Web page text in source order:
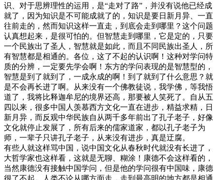
识、对于思辨理性的运用，是“走对了路”，并没有说他已经成
就了，因为知识是不可能成就了的，知识是要日新月异、一直
往前走的，然而知识这样一直走，到底会走到哪里？这个问题
认真想起来，是很可怕的。但智慧走到哪里，它是定的，只要
一个民族出了圣人，智慧就是如此，而且不同民族出圣人，所
有智慧都是相通的。各位，这了不起的认识啊！这种对学问特
质的分辨，一定要先学会啊！东方的学问表现的是智慧型的，
智慧是到了就到了，一成永成的啊！到了就到了什么意思？就
是不会再长进了啊。从来没有一个佛教徒说，我学佛，等我悟
道了，我将比释迦牟尼的境界还高，那要被人笑死了。自从五
四以来，很多中国人羡慕西方文化一直在进步，精益求精，日
新月异，而反观中华民族自从两千多年前出了孔子老子，好像
文化就停止发展了，所有后来的儒家道家，都以孔子老子为
师，一辈子只讲孔子老子，从来没有进步，真是迂腐。
有些人就这样骂中国，说中国文化从春秋时代就没有长进了，
大哲学家也这样看，这就是无聊、糊涂！康德不会这样看的，
当然康德没有接触中国学问，但是他的学问很有中国味，康德
很了不起。人类不论从哪方面走，走到最高明的地方都是相通